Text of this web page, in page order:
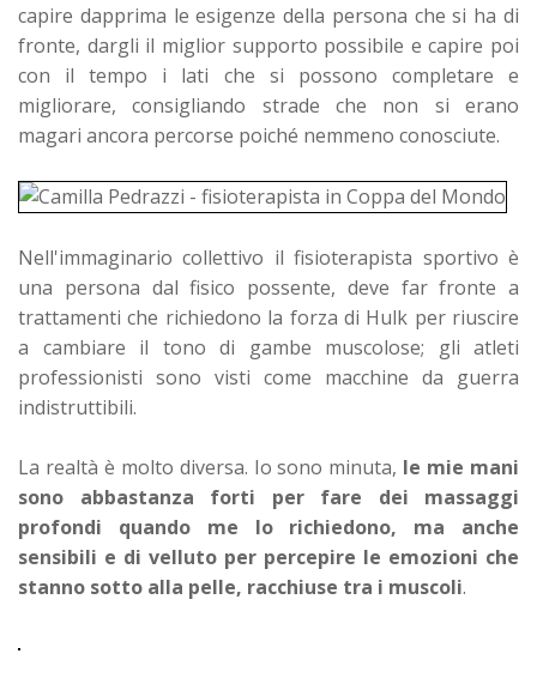
capire dapprima le esigenze della persona che si ha di
fronte, dargli il miglior supporto possibile e capire poi
con il tempo i lati che si possono completare e
migliorare, consigliando strade che non si erano
magari ancora percorse poiché nemmeno conosciute.
Nell'immaginario collettivo il fisioterapista sportivo è
una persona dal fisico possente, deve far fronte a
trattamenti che richiedono la forza di Hulk per riuscire
a cambiare il tono di gambe muscolose; gli atleti
professionisti sono visti come macchine da guerra
indistruttibili.
La realtà è molto diversa. Io sono minuta, le mie mani
sono abbastanza forti per fare dei massaggi
profondi quando me lo richiedono, ma anche
sensibili e di velluto per percepire le emozioni che
stanno sotto alla pelle, racchiuse tra i muscoli.